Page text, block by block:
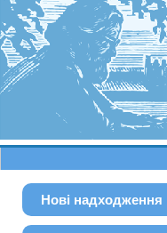
Нові надходження